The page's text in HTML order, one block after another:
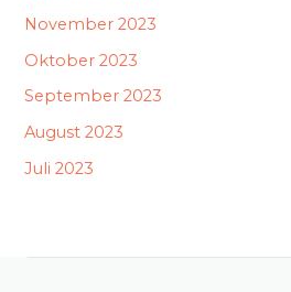
November 2023
Oktober 2023
September 2023
August 2023
Juli 2023